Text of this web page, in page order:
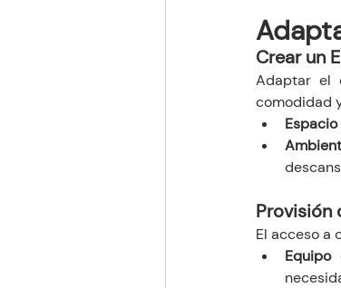
Crear un
Adaptar el
comodidad
Provisión
El acceso a
Equipo